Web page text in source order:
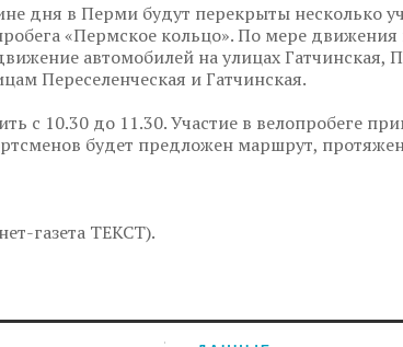
дня в Перми будут перекрыты несколько
«Пермское кольцо». По мере движения
автомобилей на улицах Гатчинская,
Переселенческая и Гатчинская.
с 10.30 до 11.30. Участие в велопробеге
будет предложен маршрут,
газета ТЕКСТ).